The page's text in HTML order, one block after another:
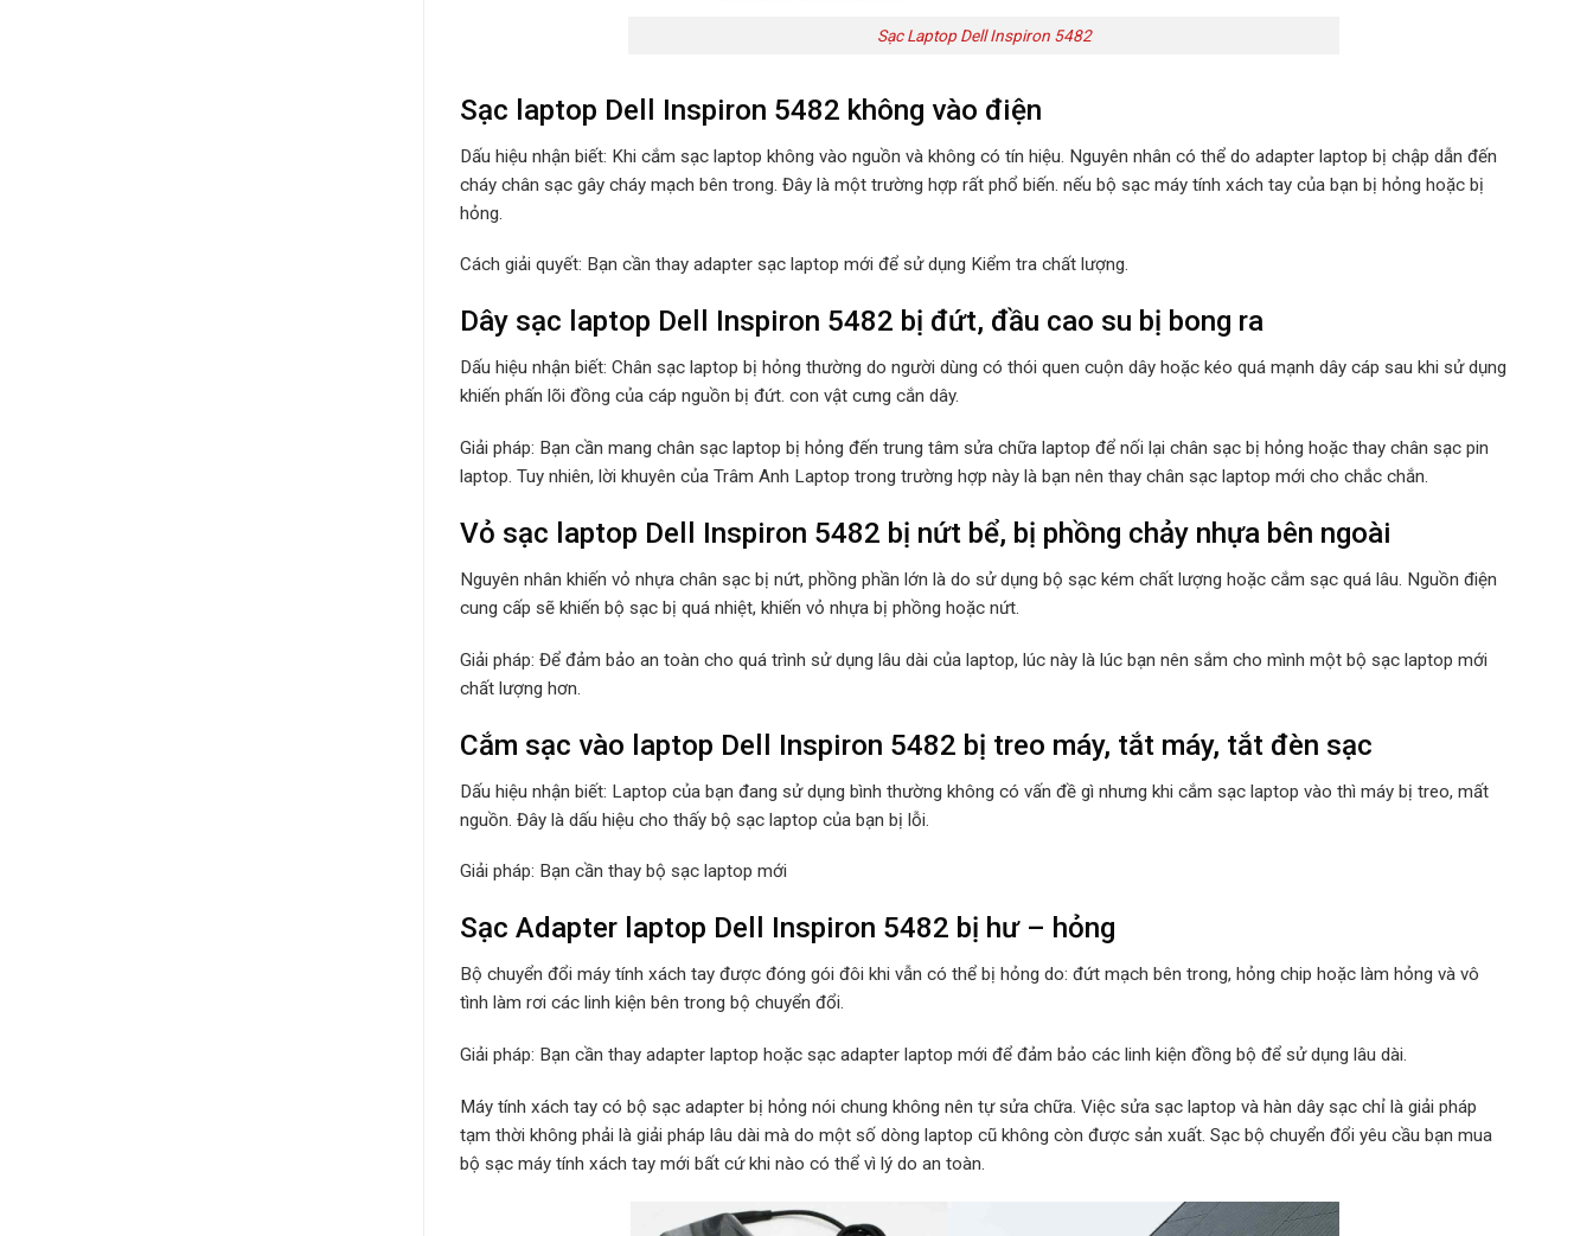
Sạc Laptop Dell Inspiron 5482
Sạc laptop Dell Inspiron 5482 không vào điện
Dấu hiệu nhận biết: Khi cắm sạc laptop không vào nguồn và không có tín hiệu. Nguyên nhân có thể do adapter laptop bị chập dẫn đến
cháy chân sạc gây cháy mạch bên trong. Đây là một trường hợp rất phổ biến. nếu bộ sạc máy tính xách tay của bạn bị hỏng hoặc bị
hỏng.
Cách giải quyết: Bạn cần thay adapter sạc laptop mới để sử dụng Kiểm tra chất lượng.
Dây sạc laptop Dell Inspiron 5482 bị đứt, đầu cao su bị bong ra
Dấu hiệu nhận biết: Chân sạc laptop bị hỏng thường do người dùng có thói quen cuộn dây hoặc kéo quá mạnh dây cáp sau khi sử dụng
khiến phấn lõi đồng của cáp nguồn bị đứt. con vật cưng cắn dây.
Giải pháp: Bạn cần mang chân sạc laptop bị hỏng đến trung tâm sửa chữa laptop để nối lại chân sạc bị hỏng hoặc thay chân sạc pin
laptop. Tuy nhiên, lời khuyên của Trâm Anh Laptop trong trường hợp này là bạn nên thay chân sạc laptop mới cho chắc chắn.
Vỏ sạc laptop Dell Inspiron 5482 bị nứt bể, bị phồng chảy nhựa bên ngoài
Nguyên nhân khiến vỏ nhựa chân sạc bị nứt, phồng phần lớn là do sử dụng bộ sạc kém chất lượng hoặc cắm sạc quá lâu. Nguồn điện
cung cấp sẽ khiến bộ sạc bị quá nhiệt, khiến vỏ nhựa bị phồng hoặc nứt.
Giải pháp: Để đảm bảo an toàn cho quá trình sử dụng lâu dài của laptop, lúc này là lúc bạn nên sắm cho mình một bộ sạc laptop mới
chất lượng hơn.
Cắm sạc vào laptop Dell Inspiron 5482 bị treo máy, tắt máy, tắt đèn sạc
Dấu hiệu nhận biết: Laptop của bạn đang sử dụng bình thường không có vấn đề gì nhưng khi cắm sạc laptop vào thì máy bị treo, mất
nguồn. Đây là dấu hiệu cho thấy bộ sạc laptop của bạn bị lỗi.
Giải pháp: Bạn cần thay bộ sạc laptop mới
Sạc Adapter laptop Dell Inspiron 5482 bị hư – hỏng
Bộ chuyển đổi máy tính xách tay được đóng gói đôi khi vẫn có thể bị hỏng do: đứt mạch bên trong, hỏng chip hoặc làm hỏng và vô
tình làm rơi các linh kiện bên trong bộ chuyển đổi.
Giải pháp: Bạn cần thay adapter laptop hoặc sạc adapter laptop mới để đảm bảo các linh kiện đồng bộ để sử dụng lâu dài.
Máy tính xách tay có bộ sạc adapter bị hỏng nói chung không nên tự sửa chữa. Việc sửa sạc laptop và hàn dây sạc chỉ là giải pháp
tạm thời không phải là giải pháp lâu dài mà do một số dòng laptop cũ không còn được sản xuất. Sạc bộ chuyển đổi yêu cầu bạn mua
bộ sạc máy tính xách tay mới bất cứ khi nào có thể vì lý do an toàn.